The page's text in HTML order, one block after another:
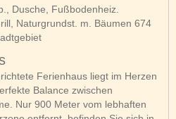
Dusche, Fußbodenheiz.
Naturgrundst. m. Bäumen 674
Ferienhaus liegt im Herzen
Balance zwischen
Nur 900 Meter vom lebhaften